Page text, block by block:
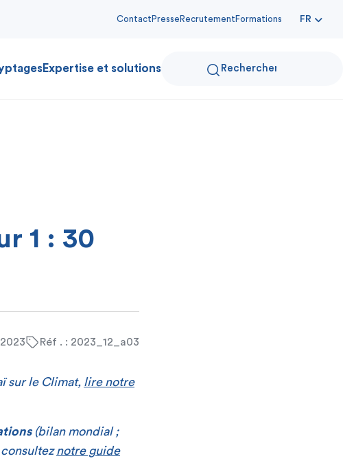
Contact Presse Recrutement Formations FR
Expertise et solutions
1 : 30
Réf . : 2023_12_a03
sur le Climat, lire notre
(bilan mondial ;
notre guide